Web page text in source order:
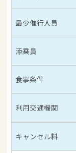
最少催行人員
添乗員
食事条件
利用交通機関
キャンセル料